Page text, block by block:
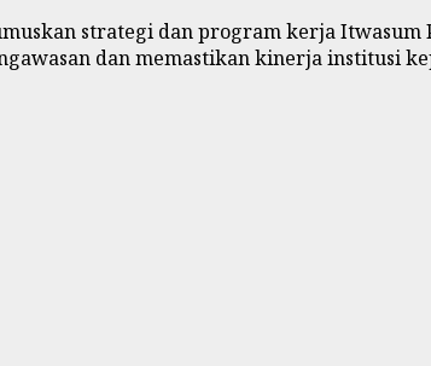
strategi dan program kerja Itwasum
dan memastikan kinerja institusi